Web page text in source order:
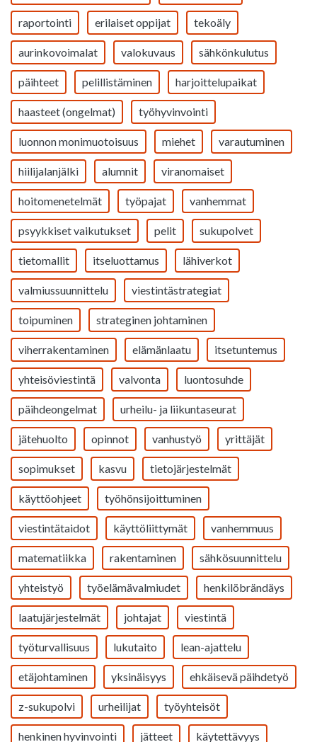
raportointi erilaiset oppijat tekoäly
aurinkovoimalat valokuvaus sähkönkulutus
päihteet pelillistäminen harjoittelupaikat
haasteet (ongelmat) työhyvinvointi
luonnon monimuotoisuus miehet varautuminen
hiilijalanjälki alumnit viranomaiset
hoitomenetelmät työpajat vanhemmat
psyykkiset vaikutukset pelit sukupolvet
tietomallit itseluottamus lähiverkot
valmiussuunnittelu viestintästrategiat
toipuminen strateginen johtaminen
viherrakentaminen elämänlaatu itsetuntemus
yhteisöviestintä valvonta luontosuhde
päihdeongelmat urheilu- ja liikuntaseurat
jätehuolto opinnot vanhustyö yrittäjät
sopimukset kasvu tietojärjestelmät
käyttöohjeet työhönsijoittuminen
viestintätaidot käyttöliittymät vanhemmuus
matematiikka rakentaminen sähkösuunnittelu
yhteistyö työelämävalmiudet henkilöbrändäys
laatujärjestelmät johtajat viestintä
työturvallisuus lukutaito lean-ajattelu
etäjohtaminen yksinäisyys ehkäisevä päihdetyö
z-sukupolvi urheilijat työyhteisöt
henkinen hyvinvointi jätteet käytettävyys